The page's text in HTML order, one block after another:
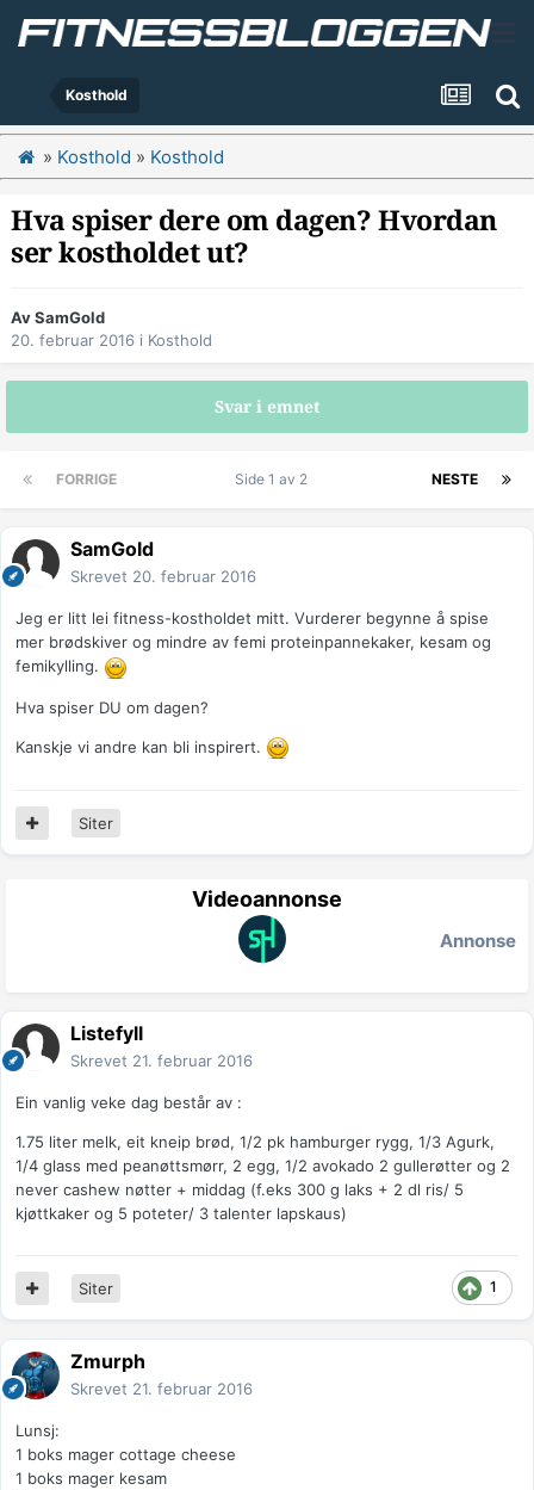
Kosthold
» Kosthold » Kosthold
Hva spiser dere om dagen? Hvordan
ser kostholdet ut?
AvSamGold
20. februar 2016 i Kosthold
Svar i emnet
FORRIGE NESTE
Side 1 av 2
SamGold
Skrevet 20. februar 2016
Jeg er litt lei fitness-kostholdet mitt. Vurderer begynne å spise
mer brødskiver og mindre av femi proteinpannekaker, kesam og
femikylling.
Hva spiser DU om dagen?
Kanskje vi andre kan bli inspirert.
Siter
Videoannonse
Annonse
Listefyll
Skrevet 21. februar 2016
Ein vanlig veke dag består av :
1.75 liter melk, eit kneip brød, 1/2 pk hamburger rygg, 1/3 Agurk,
1/4 glass med peanøttsmørr, 2 egg, 1/2 avokado 2 gullerøtter og 2
never cashew nøtter + middag (f.eks 300 g laks + 2 dl ris/ 5
kjøttkaker og 5 poteter/ 3 talenter lapskaus)
1
Siter
Zmurph
Skrevet 21. februar 2016
Lunsj:
1 boks mager cottage cheese
1 boks mager kesam